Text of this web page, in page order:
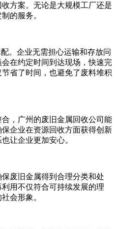
方案。无论是大规模工厂还是
的服务。
。企业无需担心运输和存放问
在约定时间到达现场，快速完
省了时间，也避免了废料堆积
，广州的废旧金属回收公司能
企业在资源回收方面获得创新
让企业更加安心。
废旧金属得到合理分类和处
用不仅符合可持续发展的理
会形象。